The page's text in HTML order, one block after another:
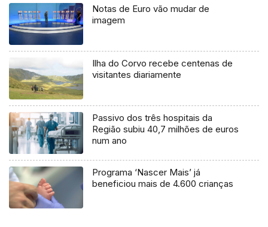
Notas de Euro vão mudar de
imagem
Ilha do Corvo recebe centenas de
visitantes diariamente
Passivo dos três hospitais da
Região subiu 40,7 milhões de euros
num ano
Programa ‘Nascer Mais’ já
beneficiou mais de 4.600 crianças